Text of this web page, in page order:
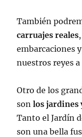
También
carruajes reales
embarcaciones
nuestros reyes
Otro de los
son los jardines
Tanto el Jardín
son una bella